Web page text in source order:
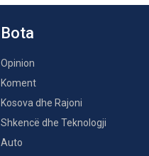
Bota
Opinion
Koment
Kosova dhe Rajoni
Shkencë dhe Teknologji
Auto